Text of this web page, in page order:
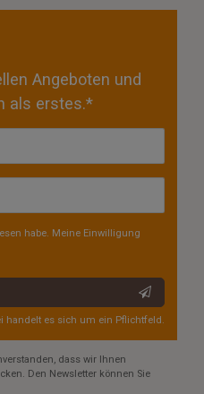
Angeboten und
als erstes.*
habe. Meine Einwilligung
handelt es sich um ein Pflichtfeld.
dass wir Ihnen
Den Newsletter können Sie